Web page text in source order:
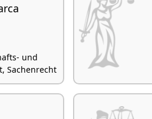
und
Sachenrecht